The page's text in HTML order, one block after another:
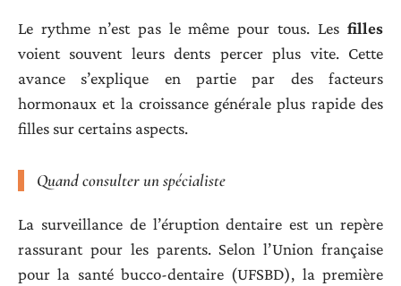
Le rythme n’est pas le même pour tous. Les filles
voient souvent leurs dents percer plus vite. Cette
avance s’explique en partie par des facteurs
hormonaux et la croissance générale plus rapide des
filles sur certains aspects.
Quand consulter un spécialiste
La surveillance de l’éruption dentaire est un repère
rassurant pour les parents. Selon l’Union française
pour la santé bucco-dentaire (UFSBD), la première